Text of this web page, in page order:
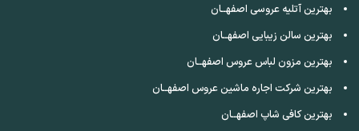
بهترین آتلیه عروسی اصفهــان
بهترین سالن زیبایی اصفهــان
بهترین مزون لباس عروس اصفهــان
بهترین شرکت اجاره ماشین عروس اصفهــان
بهترین کافی شاپ اصفهــان